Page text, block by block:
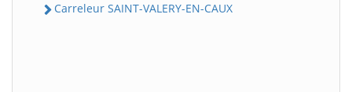
Carreleur SAINT-VALERY-EN-CAUX